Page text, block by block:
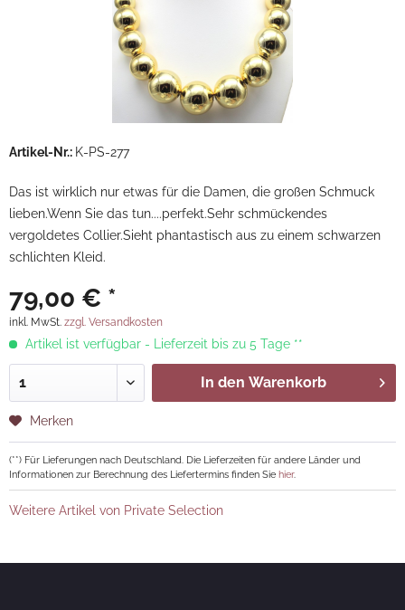
Artikel-Nr.: K-PS-277
Das ist wirklich nur etwas für die Damen, die großen Schmuck
lieben.Wenn Sie das tun....perfekt.Sehr schmückendes
vergoldetes Collier.Sieht phantastisch aus zu einem schwarzen
schlichten Kleid.
79,00 € *
inkl. MwSt. zzgl. Versandkosten
Artikel ist verfügbar - Lieferzeit bis zu 5 Tage **
In den Warenkorb
Merken
(**) Für Lieferungen nach Deutschland. Die Lieferzeiten für andere Länder und
Informationen zur Berechnung des Liefertermins finden Sie hier.
Weitere Artikel von Private Selection